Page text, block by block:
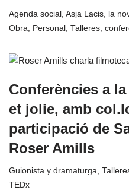
Agenda social , Asja Lacis, la
Obra, Personal , Talleres,
Conferències a
et jolie, amb
participació de
Roser Amills
Guionista y dramaturga,
TEDx